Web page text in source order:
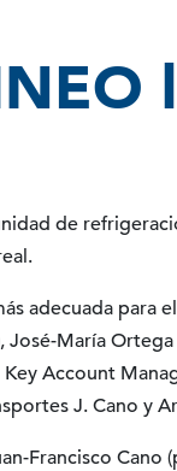
de
adecuada para
José-María
Account
J. Cano y
Francisco